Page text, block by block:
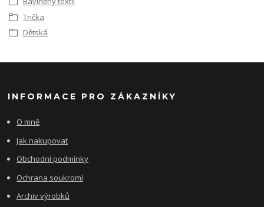
Trička
Dětská
INFORMACE PRO ZÁKAZNÍKY
O mně
Jak nakupovat
Obchodní podmínky
Ochrana soukromí
Archiv výrobků